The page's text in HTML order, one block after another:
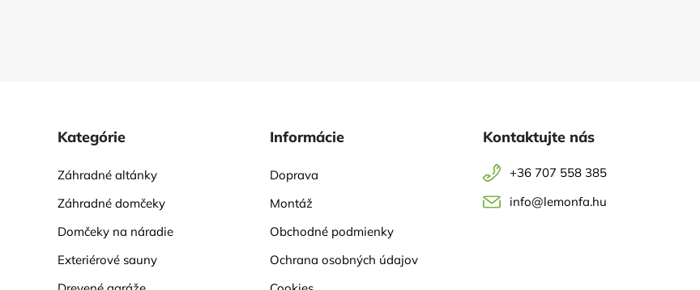
Kategórie
Záhradné altánky
Záhradné domčeky
Domčeky na náradie
Exteriérové sauny
Informácie
Doprava
Montáž
Obchodné podmienky
Ochrana osobných údajov
Kontaktujte nás
+36 707 558 385
info@lemonfa.hu